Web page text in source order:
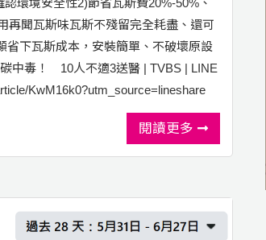
再聞瓦斯味瓦斯不殘留完全耗盡、還可
省下瓦斯成本，安裝簡單、不破壞原設
中毒！ 10人不適3送醫 | TVBS | LINE
KwM16k0?utm_source=lineshare
閱讀更多